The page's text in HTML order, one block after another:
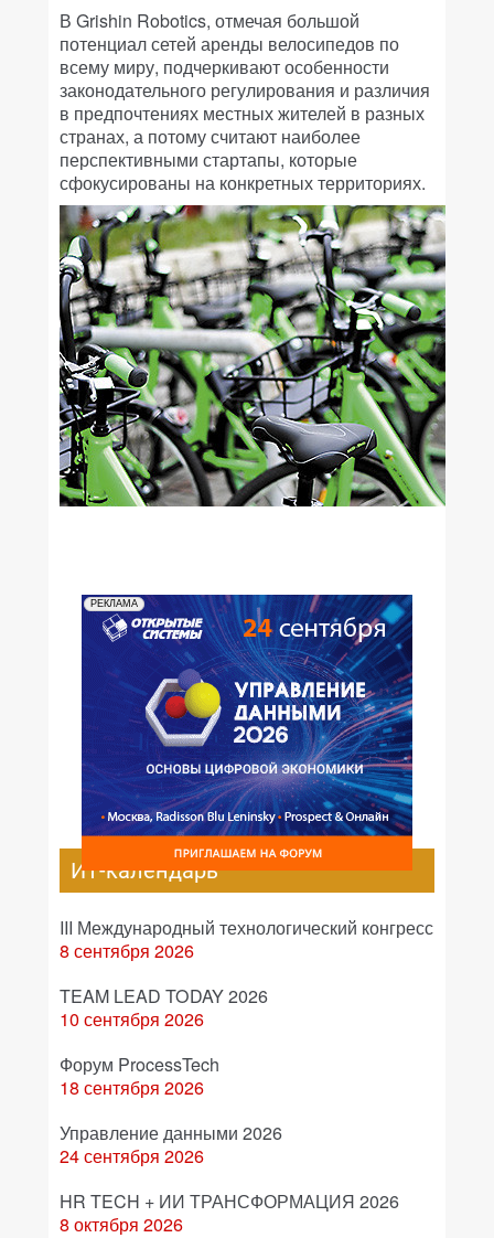
В Grishin Robotics, отмечая большой
потенциал сетей аренды велосипедов по
всему миру, подчеркивают особенности
законодательного регулирования и различия
в предпочтениях местных жителей в разных
странах, а потому считают наиболее
перспективными стартапы, которые
сфокусированы на конкретных территориях.
РЕКЛАМА
ИТ-календарь
III Международный технологический конгресс
8 сентября 2026
TEAM LEAD TODAY 2026
10 сентября 2026
Форум ProcessTech
18 сентября 2026
Управление данными 2026
24 сентября 2026
HR TECH + ИИ ТРАНСФОРМАЦИЯ 2026
8 октября 2026